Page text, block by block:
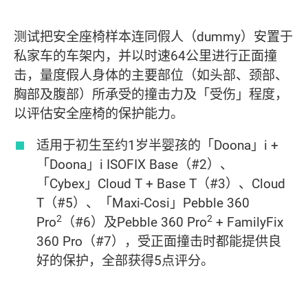
测试把安全座椅样本连同假人（dummy）安置于
私家车的车架内，并以时速64公里进行正面撞
击，量度假人身体的主要部位（如头部、颈部、
胸部及腹部）所承受的撞击力及「受伤」程度，
以评估安全座椅的保护能力。
适用于初生至约1岁半婴孩的「Doona」i +
「Doona」i ISOFIX Base（#2）、
「Cybex」Cloud T + Base T（#3）、Cloud
T（#5）、「Maxi-Cosi」Pebble 360
Pro2 （#6）及Pebble 360 Pro2 + FamilyFix
360 Pro（#7），受正面撞击时都能提供良
好的保护，全部获得5点评分。